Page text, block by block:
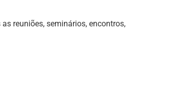
reuniões, seminários, encontros,